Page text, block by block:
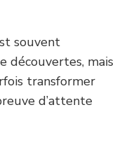
souvent
découvertes, mais
transformer
d’attente